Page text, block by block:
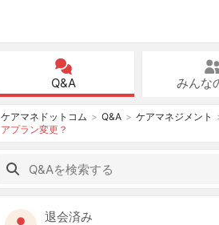
Q&A みんな
ケアマネドットコム Q&A ケアマネジメント
アプラン変更？
退会済み